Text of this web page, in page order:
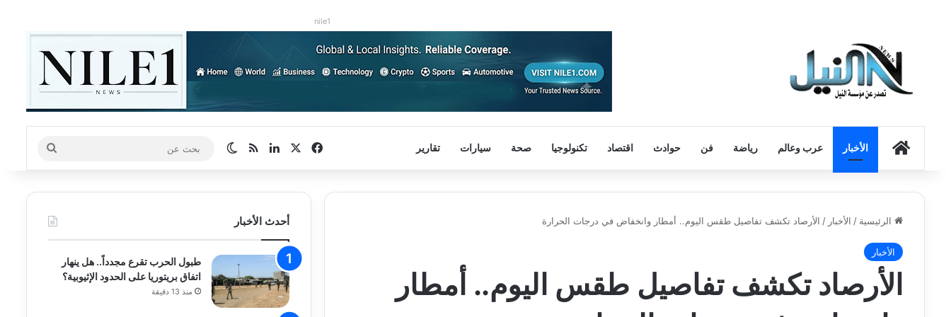
nile1
الرئيسيةالأخبار عرب وعالم رياضة فن حوادث اقتصاد تكنولوجيا صحة سيارات تقارير فيسبوك لينكدإنملخص الموقع RSS
الوضع المظلم
بحث
عن
الرئيسية / الأخبار / الأرصاد تكشف تفاصيل طقس اليوم.. أمطار وانخفاض في درجات الحرارة
الأخبار
الأرصاد تكشف تفاصيل طقس اليوم.. أمطار
أحدث الأخبار
طبول الحرب تقرع مجدداً.. هل ينهار
اتفاق بريتوريا على الحدود الإثيوبية؟
منذ 13 دقيقة